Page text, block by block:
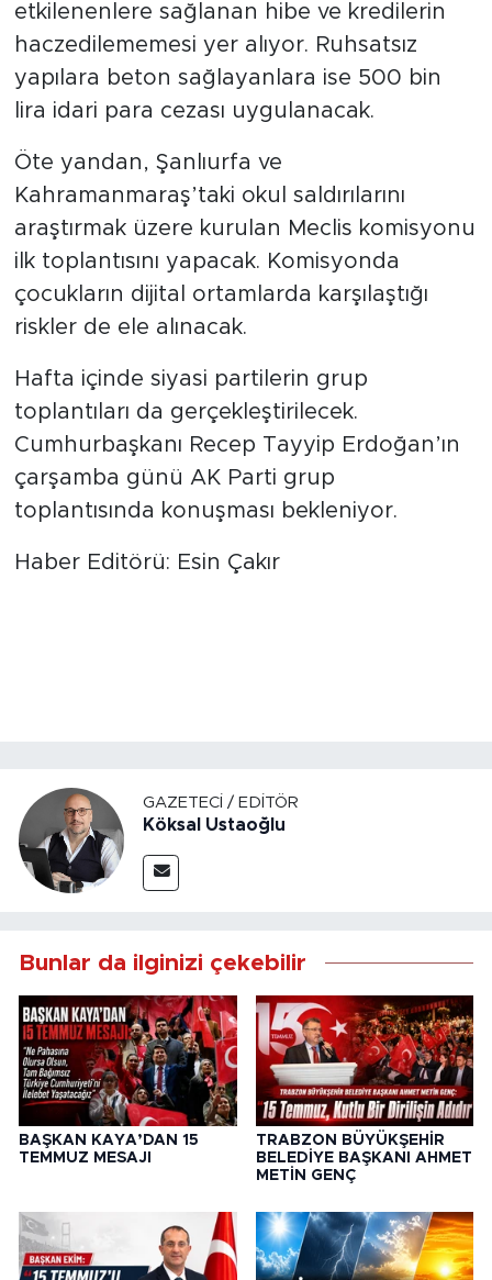
etkilenenlere sağlanan hibe ve kredilerin
haczedilememesi yer alıyor. Ruhsatsız
yapılara beton sağlayanlara ise 500 bin
lira idari para cezası uygulanacak.
Öte yandan, Şanlıurfa ve
Kahramanmaraş’taki okul saldırılarını
araştırmak üzere kurulan Meclis komisyonu
ilk toplantısını yapacak. Komisyonda
çocukların dijital ortamlarda karşılaştığı
riskler de ele alınacak.
Hafta içinde siyasi partilerin grup
toplantıları da gerçekleştirilecek.
Cumhurbaşkanı Recep Tayyip Erdoğan’ın
çarşamba günü AK Parti grup
toplantısında konuşması bekleniyor.
Haber Editörü: Esin Çakır
GAZETECI / EDITÖR
Köksal Ustaoğlu
Bunlar da ilginizi çekebilir
BAŞKAN KAYA’DAN 15
TEMMUZ MESAJI
TRABZON BÜYÜKŞEHİR
BELEDİYE BAŞKANI AHMET
METİN GENÇ